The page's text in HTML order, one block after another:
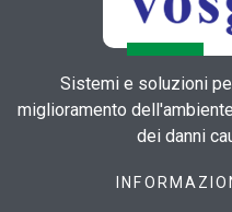
Sistemi e soluzioni
miglioramento
dei danni